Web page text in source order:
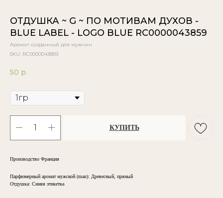
ОТДУШКА ~ G ~ ПО МОТИВАМ ДУХОВ -
BLUE LABEL - LOGO BLUE RC0000043859
Аромат созданный для мужчин
SKU: RC0000043859
50 р.
КУПИТЬ
Производство Франция
Парфюмерный аромат мужской (man): Древесный, пряный
Отдушка: Синяя этикетка